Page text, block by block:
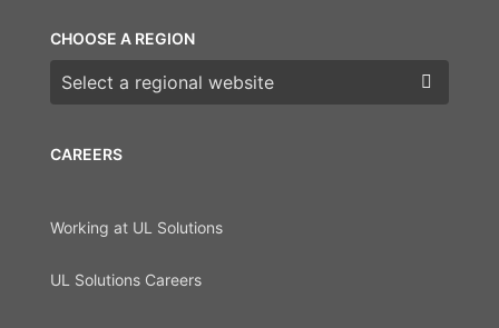
CAREERS
Working at UL Solutions
UL Solutions Careers
CHOOSE A REGION
Choose a region